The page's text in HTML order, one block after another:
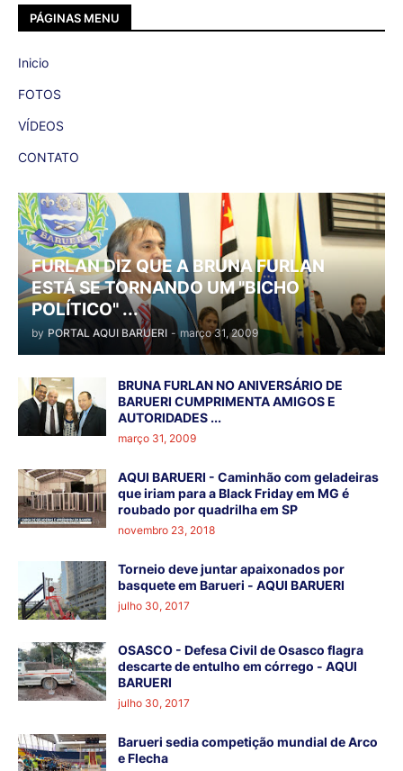
PÁGINAS MENU
Inicio
FOTOS
VÍDEOS
CONTATO
FURLAN DIZ QUE A BRUNA FURLAN
ESTÁ SE TORNANDO UM "BICHO
POLÍTICO" ...
by PORTAL AQUI BARUERI - março 31, 2009
BRUNA FURLAN NO ANIVERSÁRIO DE
BARUERI CUMPRIMENTA AMIGOS E
AUTORIDADES ...
março 31, 2009
AQUI BARUERI - Caminhão com geladeiras
que iriam para a Black Friday em MG é
roubado por quadrilha em SP
novembro 23, 2018
Torneio deve juntar apaixonados por
basquete em Barueri - AQUI BARUERI
julho 30, 2017
OSASCO - Defesa Civil de Osasco flagra
descarte de entulho em córrego - AQUI
BARUERI
julho 30, 2017
Barueri sedia competição mundial de Arco
e Flecha